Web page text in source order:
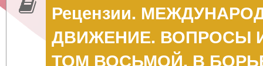
Рецензии.
ДВИЖЕНИЕ. ВОПРОСЫ
ТОМ ВОСЬМОЙ. В